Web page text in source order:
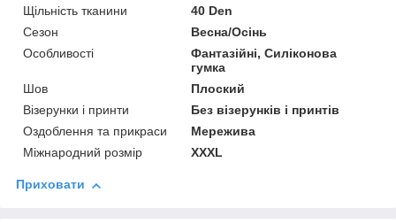
Щільність тканини
40 Den
Сезон
Весна/Осінь
Особливості
Фантазійні, Силіконова
гумка
Шов
Плоский
Візерунки і принти
Без візерунків і принтів
Оздоблення та прикраси
Мережива
Міжнародний розмір
XXXL
Приховати